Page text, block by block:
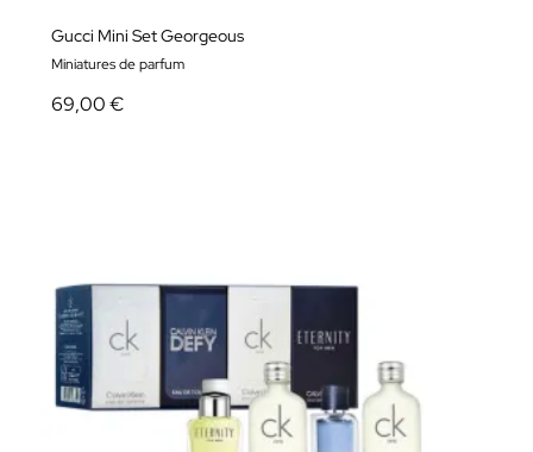
Gucci Mini Set Georgeous
Miniatures de parfum
69,00 €